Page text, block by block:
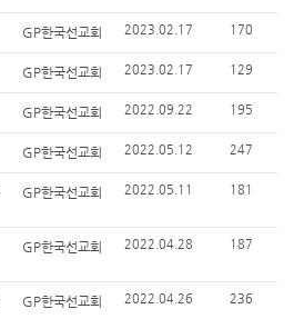
GP한국선교회 2023.02.17 170
GP한국선교회 2023.02.17 129
GP한국선교회 2022.09.22 195
GP한국선교회 2022.05.12 247
GP한국선교회 2022.05.11 181
GP한국선교회 2022.04.28 187
GP한국선교회 2022.04.26 236